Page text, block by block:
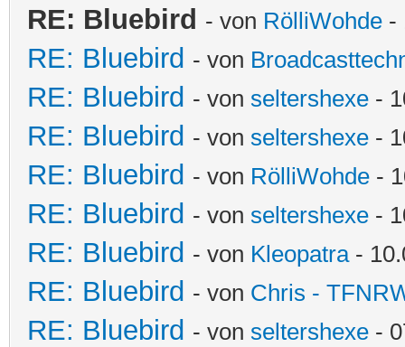
RE: Bluebird - von RölliWohde -
RE: Bluebird - von
RE: Bluebird - von seltershexe -
RE: Bluebird - von seltershexe -
RE: Bluebird - von RölliWohde -
RE: Bluebird - von seltershexe -
RE: Bluebird - von Kleopatra-
RE: Bluebird - von Chris -
RE: Bluebird - von seltershexe -